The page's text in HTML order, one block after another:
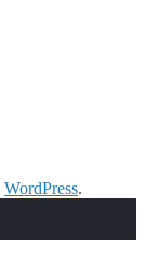
WordPress.